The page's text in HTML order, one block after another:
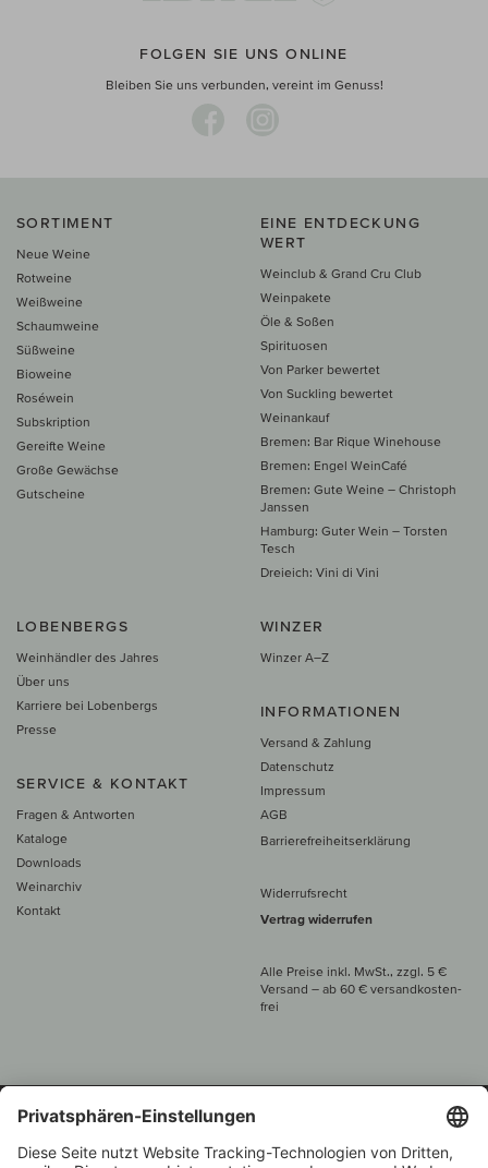
FOLGEN SIE UNS ONLINE
Bleiben Sie uns verbunden, vereint im Genuss!
SORTIMENT
Neue Weine
Rotweine
Weißweine
Schaumweine
Süßweine
Bioweine
Roséwein
Subskription
Gereifte Weine
Große Gewächse
Gutscheine
EINE ENTDECKUNG
WERT
Weinclub & Grand Cru Club
Weinpakete
Öle & Soßen
Spirituosen
Von Parker bewertet
Von Suckling bewertet
Weinankauf
Bremen: Bar Rique Winehouse
Bremen: Engel WeinCafé
Bremen: Gute Weine – Christoph
Janssen
Hamburg: Guter Wein – Torsten
Tesch
Dreieich: Vini di Vini
LOBENBERGS
Weinhändler des Jahres
Über uns
Karriere bei Lobenbergs
Presse
SERVICE & KONTAKT
Fragen & Antworten
Kataloge
Downloads
Weinarchiv
Kontakt
WINZER
Winzer A–Z
INFORMATIONEN
Versand & Zahlung
Datenschutz
Impressum
AGB
Barrierefreiheitserklärung
Widerrufsrecht
Vertrag widerrufen
Alle Preise inkl. MwSt., zzgl. 5 €
Versand – ab 60 € versand­kosten­
frei
Beratung unter